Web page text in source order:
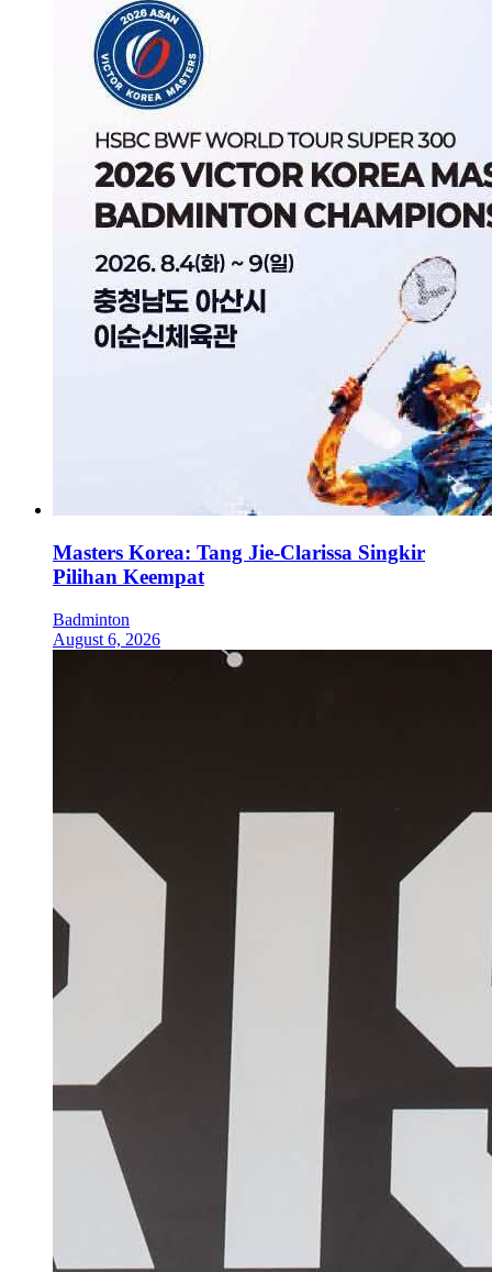
Masters Korea: Tang Jie-Clarissa Singkir
Pilihan Keempat
Badminton
August 6, 2026